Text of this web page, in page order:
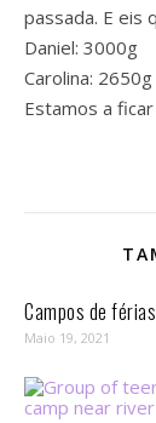
passada. E eis
Daniel: 3000g
Carolina: 2650g
Estamos a
Campos de
Maio 19, 2021